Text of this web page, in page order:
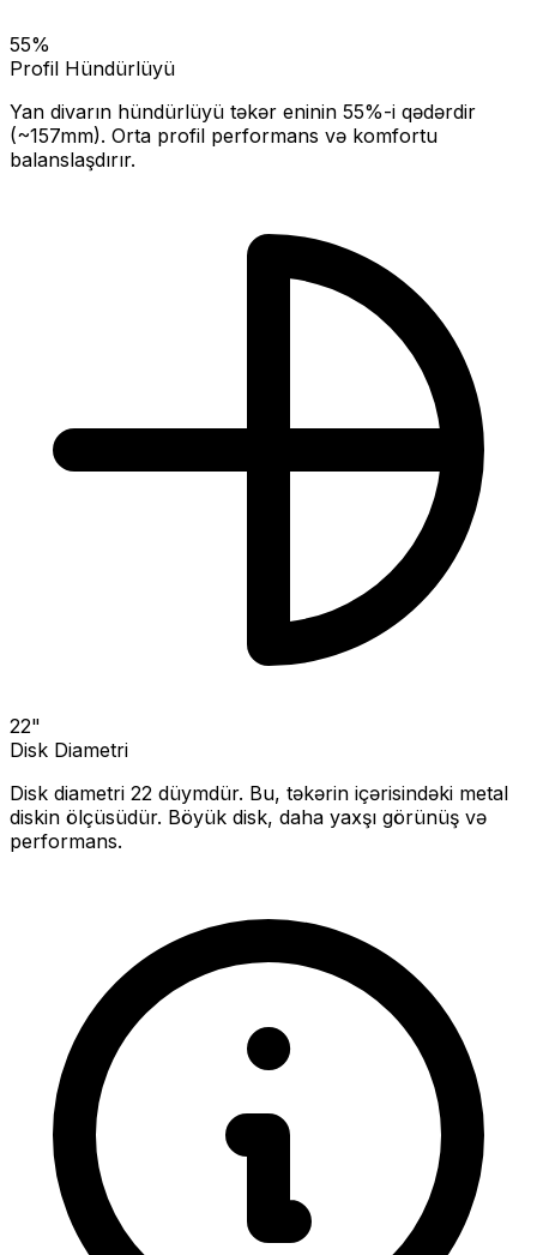
55%
Profil Hündürlüyü
Yan divarın hündürlüyü təkər eninin 55%-i qədərdir
(~157mm). Orta profil performans və komfortu
balanslaşdırır.
22"
Disk Diametri
Disk diametri 22 düymdür. Bu, təkərin içərisindəki metal
diskin ölçüsüdür. Böyük disk, daha yaxşı görünüş və
performans.